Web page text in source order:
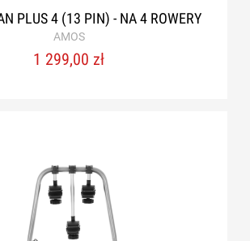
PLUS 4 (13 PIN) - NA 4 ROWERY
AMOS
1 299,00 zł